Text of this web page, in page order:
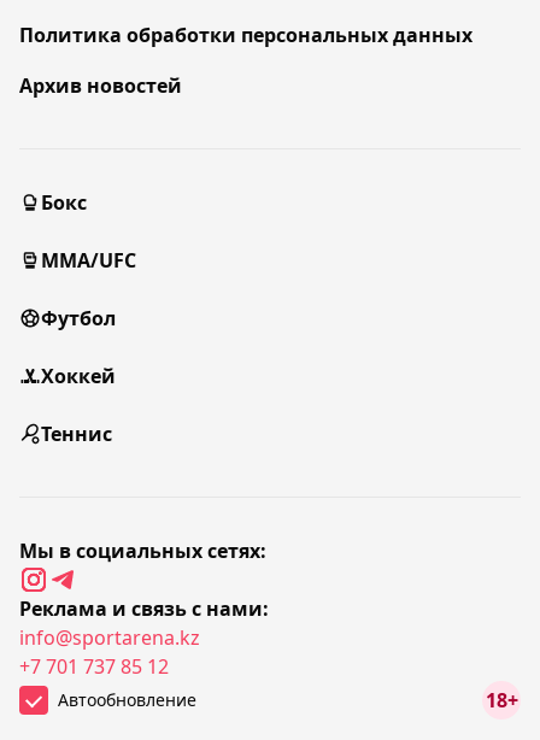
Политика обработки персональных данных
Архив новостей
Бокс
MMA/UFC
Футбол
Хоккей
Теннис
Мы в социальных сетях:
Реклама и связь с нами:
info@sportarena.kz
+7 701 737 85 12
Автообновление 18+